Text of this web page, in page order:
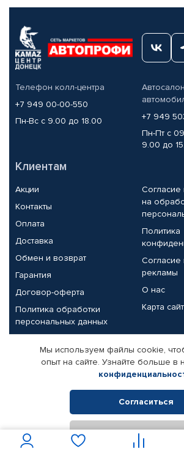
Телефон колл-центра
+7 949 00-00-550
Пн-Вс с 9.00 до 18.00
+7 949
Пн-Пт с
9.00 до
Клиентам
Акции
Контакты
Оплата
Доставка
Обмен и возврат
Гарантия
Договор-оферта
Политика обработки
персональных данных
Согласие
на
Политика
Согласие
рекламы
О нас
Карта
Партнерам
Корпоративным клиентам
Поставщикам
© КАМАЗ ЦЕНТР ДОНЕЦК, 2015-2026. Все
Интернет-магазин автомобильных товаров
Мы используем файлы cookie,
опыт на сайте. Узнайте больше в
Согласиться
Отклонить